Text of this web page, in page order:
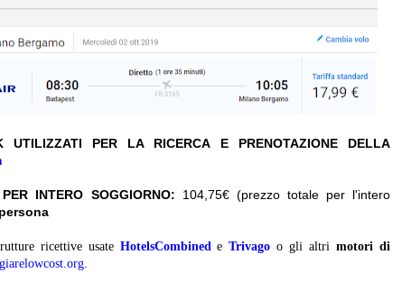
UTILIZZATI PER LA RICERCA E PRENOTAZIONE DELLA
INTERO SOGGIORNO: 104,75€ (prezzo totale per l'intero
ricettive usate HotelsCombinedeTrivago o gli altrimotori di
.